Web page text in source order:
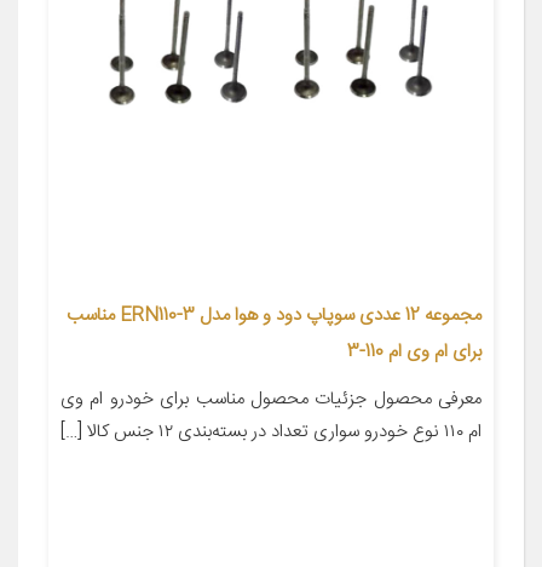
مجموعه 12 عددی سوپاپ دود و هوا مدل ERN110-3 مناسب
برای ام وی ام 110-3
معرفی محصول جزئیات محصول مناسب برای خودرو ام وی
ام ۱۱۰ نوع خودرو سواری تعداد در بسته‌بندی ۱۲ جنس کالا […]